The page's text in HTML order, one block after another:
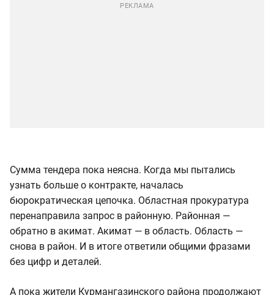
Сумма тендера пока неясна. Когда мы пытались
узнать больше о контракте, началась
бюрократическая цепочка. Областная прокуратура
перенаправила запрос в районную. Районная —
обратно в акимат. Акимат — в область. Область —
снова в район. И в итоге ответили общими фразами
без цифр и деталей.
А пока жители Курмангазинского района продолжают